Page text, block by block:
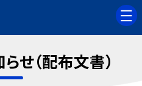
せ（配布文書）